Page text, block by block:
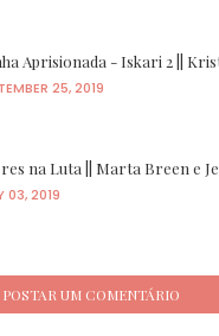
Aprisionada - Iskari 2 ||
25, 2019
na Luta || Marta Breen e
03, 2019
POSTAR UM COMENTÁRIO